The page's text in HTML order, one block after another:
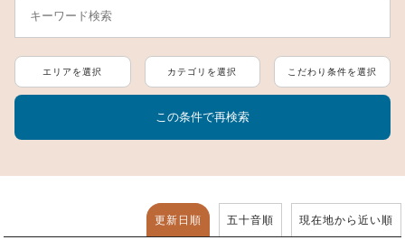
エリアを選択 カテゴリを選択 こだわり条件を選択
更新日順 五十音順 現在地から近い順